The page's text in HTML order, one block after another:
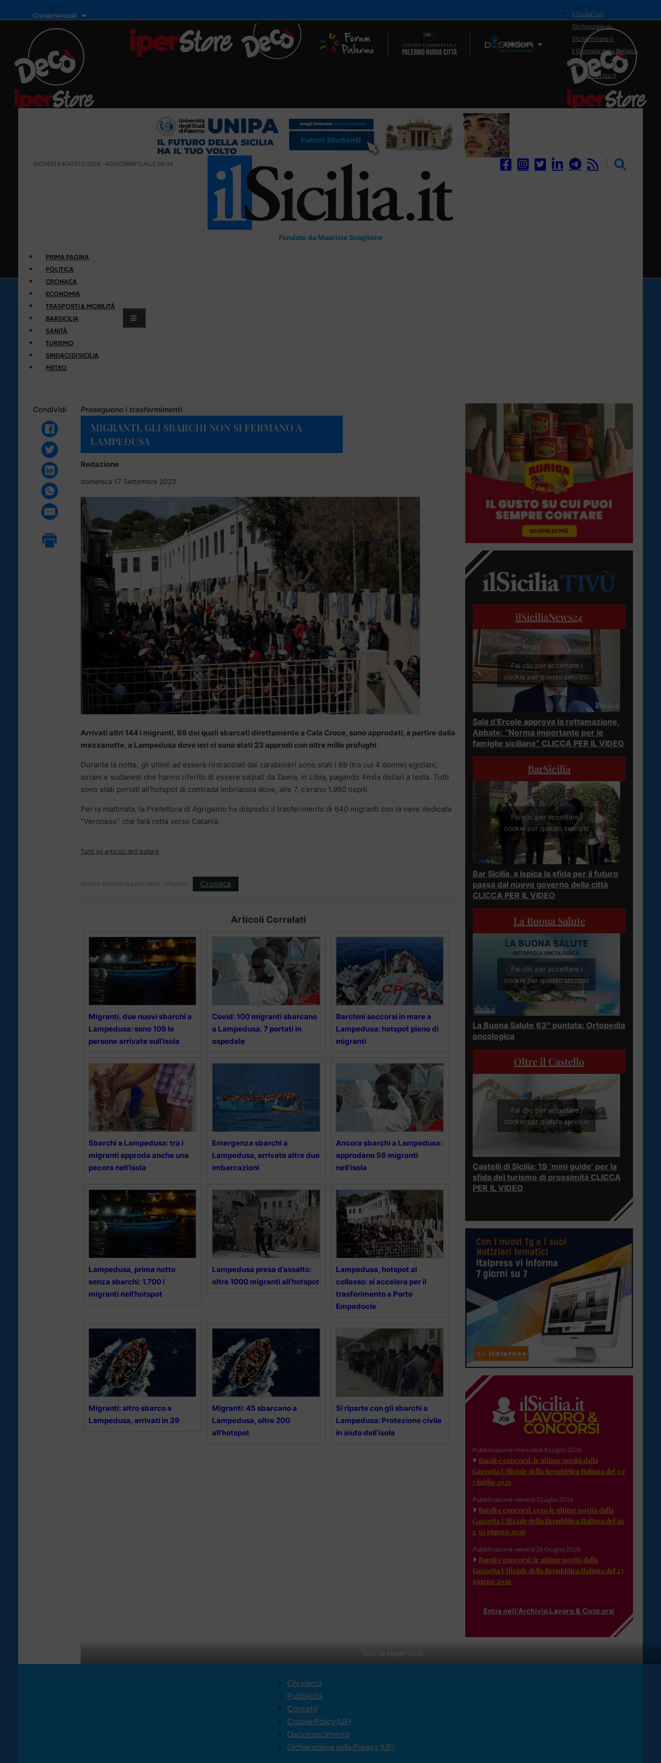
Cronache locali
Il Network
il SiciliaTivù
Siciliarurale.eu
Siciliammare.it
Il Giornale della Bellezza
Siciliamedica.it
Sanitainsicilia.it
GIOVEDÌ 6 AGOSTO 2026 - AGGIORNATO ALLE 08:04
Fondato da Maurizio Scaglione
PRIMA PAGINA
POLITICA
CRONACA
ECONOMIA
TRASPORTI & MOBILITÀ
BARSICILIA
SANITÀ
TURISMO
SINDACI DI SICILIA
METEO
Condividi Proseguono i trasfermimenti
MIGRANTI, GLI SBARCHI NON SI FERMANO A
LAMPEDUSA
Redazione
domenica 17 Settembre 2023
foto di repertorio
Arrivati altri 144 i migranti, 69 dei quali sbarcati direttamente a Cala Croce, sono approdati, a partire dalla
mezzanotte, a Lampedusa dove ieri ci sono stati 23 approdi con oltre mille profughi.
Durante la notte, gli ultimi ad essere rintracciati dai carabinieri sono stati i 69 (tra cui 4 donne) egiziani,
siriani e sudanesi che hanno riferito di essere salpati da Zawia, in Libia, pagando 4mila dollari a testa. Tutti
sono stati portati all’hotspot di contrada Imbriacola dove, alle 7, c’erano 1.950 ospiti.
Per la mattinata, la Prefettura di Agrigento ha disposto il trasferimento di 640 migranti con la nave dedicata
“Veronese” che farà rotta verso Catania.
Tutti gli articoli dell'autore
Questo articolo fa parte delle categorie: Cronaca
Articoli Correlati
Migranti, due nuovi sbarchi a
Lampedusa: sono 109 le
persone arrivate sull’isola
Covid: 100 migranti sbarcano
a Lampedusa, 7 portati in
ospedale
Barchini soccorsi in mare a
Lampedusa: hotspot pieno di
migranti
Sbarchi a Lampedusa: tra i
migranti approda anche una
pecora nell’isola
Emergenza sbarchi a
Lampedusa, arrivate altre due
imbarcazioni
Ancora sbarchi a Lampedusa:
approdano 56 migranti
nell’isola
Lampedusa, prima notte
senza sbarchi: 1.700 i
migranti nell’hotspot
Lampedusa presa d’assalto:
oltre 1000 migranti all’hotspot
Lampedusa, hotspot al
collasso: si accelera per il
trasferimento a Porto
Empedocle
Migranti: altro sbarco a
Lampedusa, arrivati in 39
Migranti: 45 sbarcano a
Lampedusa, oltre 200
all’hotspot
Si riparte con gli sbarchi a
Lampedusa: Protezione civile
in aiuto dell’isola
ilSiciliaNews24
Fai clic per accettare i
cookie per questo servizio
Sala d’Ercole approva la rottamazione,
Abbate: “Norma importante per le
famiglie siciliane” CLICCA PER IL VIDEO
BarSicilia
Fai clic per accettare i
cookie per questo servizio
Bar Sicilia, a Ispica la sfida per il futuro
passa dal nuovo governo della città
CLICCA PER IL VIDEO
La Buona Salute
Fai clic per accettare i
cookie per questo servizio
La Buona Salute 63° puntata: Ortopedia
oncologica
Oltre il Castello
Fai clic per accettare i
cookie per questo servizio
Castelli di Sicilia: 19 ‘mini guide’ per la
sfida del turismo di prossimità CLICCA
PER IL VIDEO
Pubblicazione: mercoledì 8 Luglio 2026
Bandi e concorsi: le ultime novità dalla
Gazzetta Ufficiale della Repubblica Italiana del 3 e
7 luglio 2026
Pubblicazione: venerdì 3 Luglio 2026
Bandi e concorsi: ecco le ultime novità dalla
Gazzetta Ufficiale della Repubblica Italiana del 26
e 30 giugno 2026
Pubblicazione: venerdì 26 Giugno 2026
Bandi e concorsi: le ultime novità dalla
Gazzetta Ufficiale della Repubblica Italiana del 23
giugno 2026
Entra nell'Archivio Lavoro & Concorsi
Chi siamo
Pubblicità
Contatti
Cookie Policy (UE)
Disconoscimento
Dichiarazione sulla Privacy (UE)